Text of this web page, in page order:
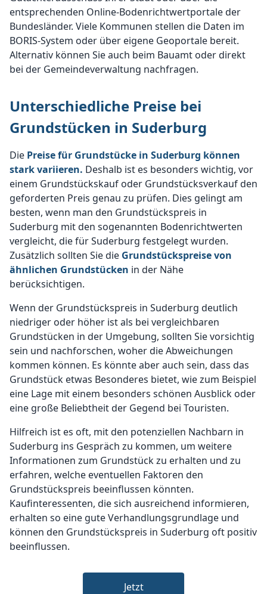
entsprechenden Online-Bodenrichtwertportale der
Bundesländer. Viele Kommunen stellen die Daten im
BORIS-System oder über eigene Geoportale bereit.
Alternativ können Sie auch beim Bauamt oder direkt
bei der Gemeindeverwaltung nachfragen.
Unterschiedliche Preise bei
Grundstücken in Suderburg
Die Preise für Grundstücke in Suderburg können
stark variieren. Deshalb ist es besonders wichtig, vor
einem Grundstückskauf oder Grundstücksverkauf den
geforderten Preis genau zu prüfen. Dies gelingt am
besten, wenn man den Grundstückspreis in
Suderburg mit den sogenannten Bodenrichtwerten
vergleicht, die für Suderburg festgelegt wurden.
Zusätzlich sollten Sie die Grundstückspreise von
ähnlichen Grundstücken in der Nähe
berücksichtigen.
Wenn der Grundstückspreis in Suderburg deutlich
niedriger oder höher ist als bei vergleichbaren
Grundstücken in der Umgebung, sollten Sie vorsichtig
sein und nachforschen, woher die Abweichungen
kommen können. Es könnte aber auch sein, dass das
Grundstück etwas Besonderes bietet, wie zum Beispiel
eine Lage mit einem besonders schönen Ausblick oder
eine große Beliebtheit der Gegend bei Touristen.
Hilfreich ist es oft, mit den potenziellen Nachbarn in
Suderburg ins Gespräch zu kommen, um weitere
Informationen zum Grundstück zu erhalten und zu
erfahren, welche eventuellen Faktoren den
Grundstückspreis beeinflussen könnten.
Kaufinteressenten, die sich ausreichend informieren,
erhalten so eine gute Verhandlungsgrundlage und
können den Grundstückspreis in Suderburg oft positiv
beeinflussen.
Jetzt